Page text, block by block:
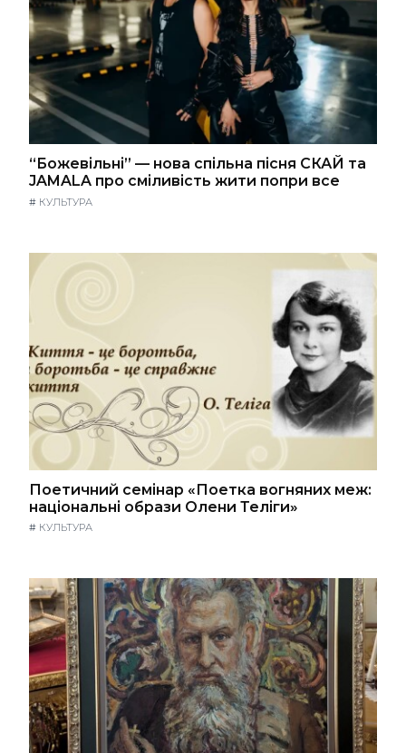
“Божевільні” — нова спільна пісня СКАЙ та
JAMALA про сміливість жити попри все
# КУЛЬТУРА
Поетичний семінар «Поетка вогняних меж:
національні образи Олени Теліги»
# КУЛЬТУРА